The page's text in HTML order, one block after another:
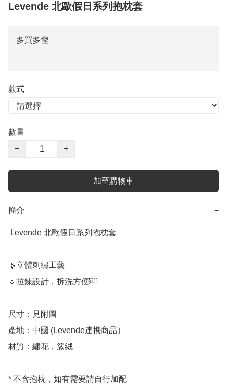
Levende 北歐假日系列抱枕套
多買多慳
款式
數量
−
+
加至購物車
簡介 −
🌿立體刺繡工藝
🌷拉鍊設計，拆洗方便￼
尺寸：見附圖
產地：中國 (Levende連携商品）
材質：繡花，簇絨
* 不含抱枕，如有需要請自行加配